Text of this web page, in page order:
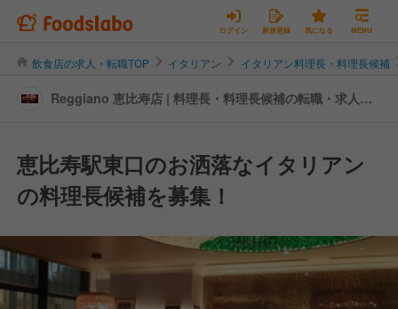
ログイン 新規登録 気になる MENU
飲食店の求人・転職TOP イタリアン イタリアン料理長・料理長候補
Reggiano 恵比寿店 | 料理長・料理長候補の転職・求人情
恵比寿駅東口のお洒落なイタリアン
の料理長候補を募集！